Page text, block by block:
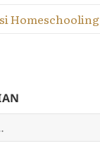
Homeschooling